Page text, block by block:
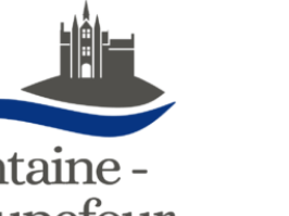
Etoupefour